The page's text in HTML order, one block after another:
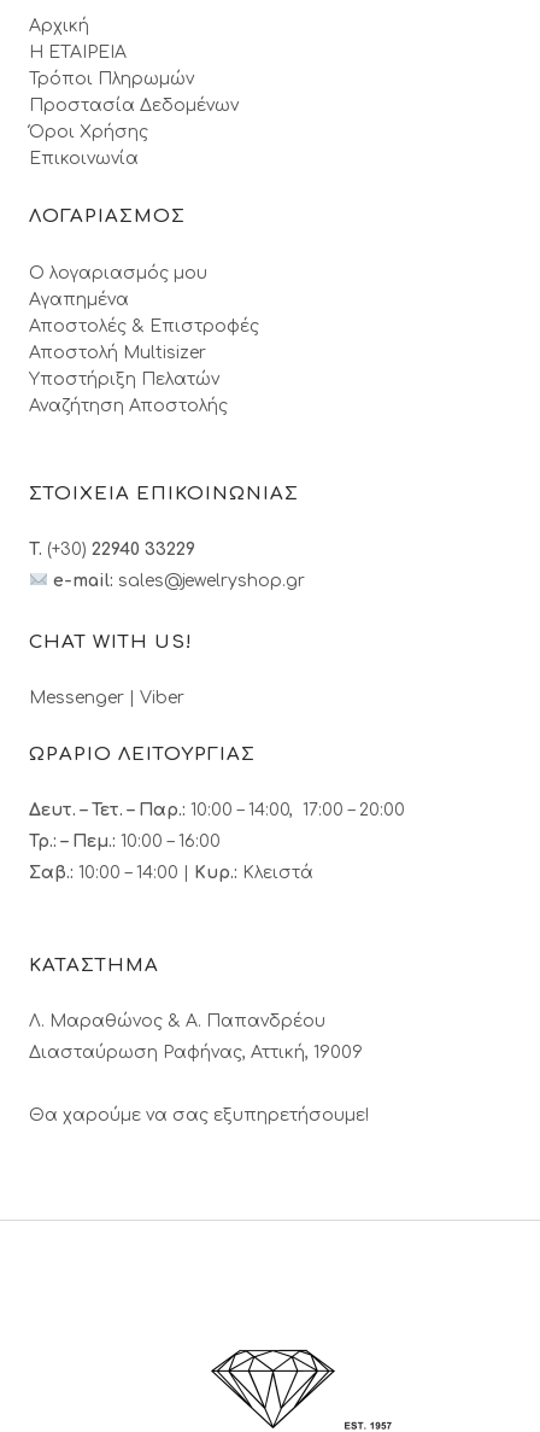
Αρχική
Η ΕΤΑΙΡΕΙΑ
Τρόποι Πληρωμών
Προστασία Δεδομένων
Όροι Xρήσης
Επικοινωνία
ΛΟΓΑΡΙΑΣΜΟΣ
Ο λογαριασμός μου
Αγαπημένα
Αποστολές & Επιστροφές
Αποστολή Multisizer
Υποστήριξη Πελατών
Αναζήτηση Αποστολής
ΣΤΟΙΧΕΙΑ ΕΠΙΚΟΙΝΩΝΙΑΣ
T. (+30) 22940 33229
e-mail: sales@jewelryshop.gr
CHAT WITH US!
Messenger Viber
ΩΡΑΡΙΟ ΛΕΙΤΟΥΡΓΙΑΣ
Δευτ. – Τετ. – Παρ.: 10:00 – 14:00, 17:00 – 20:00
Τρ.: – Πεμ.: 10:00 – 16:00
Σαβ.: 10:00 – 14:00 | Κυρ.: Κλειστά
ΚΑΤΑΣΤΗΜΑ
Λ. Μαραθώνος & A. Παπανδρέου
Διασταύρωση Ραφήνας, Αττική, 19009
Θα χαρούμε να σας εξυπηρετήσουμε!